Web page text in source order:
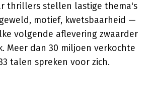
thrillers stellen lastige thema's
motief, kwetsbaarheid —
volgende aflevering zwaarder
Meer dan 30 miljoen verkochte
talen spreken voor zich.